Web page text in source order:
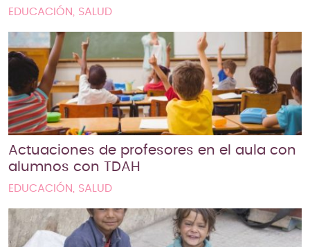
EDUCACIÓN, SALUD
Actuaciones de profesores en el aula con
alumnos con TDAH
EDUCACIÓN, SALUD